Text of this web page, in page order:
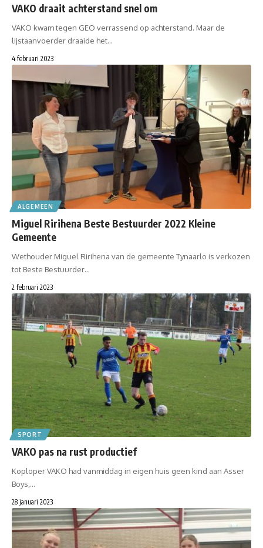
VAKO draait achterstand snel om
VAKO kwam tegen GEO verrassend op achterstand. Maar de
lijstaanvoerder draaide het…
4 februari 2023
ALGEMEEN
Miguel Ririhena Beste Bestuurder 2022 Kleine
Gemeente
Wethouder Miguel Ririhena van de gemeente Tynaarlo is verkozen
tot Beste Bestuurder…
2 februari 2023
SPORT
VAKO pas na rust productief
Koploper VAKO had vanmiddag in eigen huis geen kind aan Asser
Boys,…
28 januari 2023